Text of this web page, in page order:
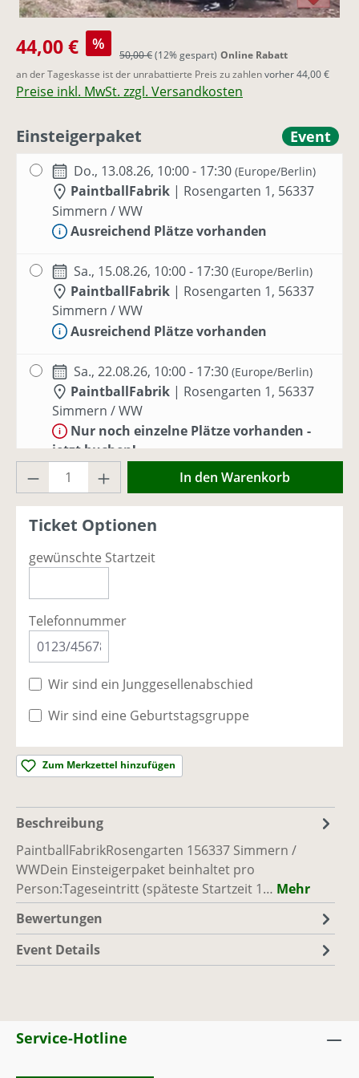
Verkaufspreis:
44,00 € %
Regulärer Preis:
50,00 €(12% gespart) Online Rabatt
an der Tageskasse ist der unrabattierte Preis zu zahlenvorher 44,00 €
Preise inkl. MwSt. zzgl. Versandkosten
Einsteigerpaket Event
Do., 13.08.26, 10:00 - 17:30(Europe/Berlin)
PaintballFabrik | Rosengarten 1, 56337
Simmern / WW
Ausreichend Plätze vorhanden
Sa., 15.08.26, 10:00 - 17:30(Europe/Berlin)
PaintballFabrik | Rosengarten 1, 56337
Simmern / WW
Ausreichend Plätze vorhanden
Sa., 22.08.26, 10:00 - 17:30(Europe/Berlin)
PaintballFabrik | Rosengarten 1, 56337
Simmern / WW
Nur noch einzelne Plätze vorhanden -
jetzt buchen!
Sa., 29.08.26, 10:00 - 17:30(Europe/Berlin)
PaintballFabrik|Rosengarten 1, 56337
Simmern / WW
Ausreichend Plätze vorhanden
Simmern / WW
Ausreichend Plätze vorhanden
So., 06.09.26, 10:00 - 17:00(Europe/Berlin)
PaintballFabrik|Rosengarten 1, 56337
Ausreichend Plätze vorhanden
PaintballFabrik|Rosengarten 1, 56337
Simmern / WW
Ausreichend Plätze vorhanden
So., 13.09.26, 10:00 - 17:00(Europe/Berlin)
Simmern / WW
Ausreichend Plätze vorhanden
Simmern / WW
Produkt Anzahl: Gib den gewünschten
In den Warenkorb
Ticket Optionen
gewünschte Startzeit
Telefonnummer
Wir sind ein Junggesellenabschied
Wir sind eine Geburtstagsgruppe
Zum Merkzettel hinzufügen
Beschreibung
PaintballFabrikRosengarten 156337 Simmern /
WWDein Einsteigerpaket beinhaltet pro
Person:Tageseintritt (späteste Startzeit 1… Mehr
Bewertungen
Event Details
Service-Hotline